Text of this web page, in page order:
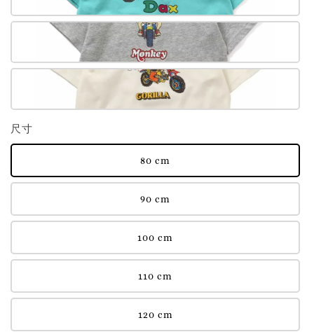
尺寸
80 cm
90 cm
100 cm
110 cm
120 cm